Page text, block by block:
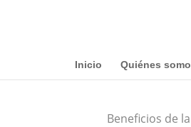
Inicio Quiénes
Beneficios de la